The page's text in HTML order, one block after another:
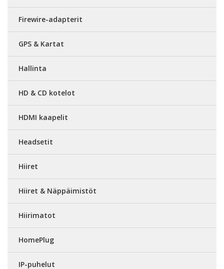
Firewire-adapterit
GPS & Kartat
Hallinta
HD & CD kotelot
HDMI kaapelit
Headsetit
Hiiret
Hiiret & Näppäimistöt
Hiirimatot
HomePlug
IP-puhelut